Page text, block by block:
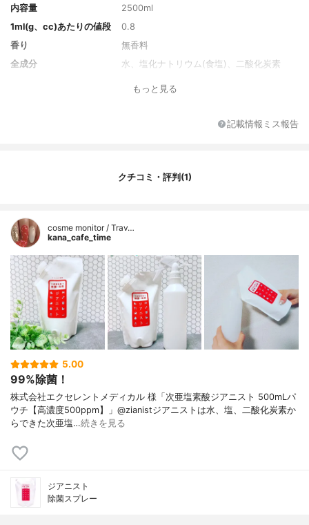
内容量
2500ml
1ml(g、cc)あたりの値段
0.8
香り
無香料
全成分
水、塩化ナトリウム(食塩)、二酸化炭素
もっと見る
記載情報ミス報告
クチコミ・評判(1)
cosme monitor / Trav…
kana_cafe_time
5.00
99%除菌！
株式会社エクセレントメディカル 様「次亜塩素酸ジアニスト 500mLパ
ウチ【高濃度500ppm】」@zianistジアニストは水、塩、二酸化炭素か
らできた次亜塩…続きを見る
ジアニスト
除菌スプレー